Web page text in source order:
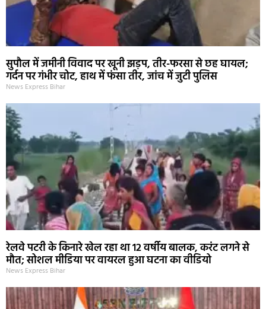
सुपौल में जमीनी विवाद पर खूनी झड़प, तीर-फरसा से छह घायल;
गर्दन पर गंभीर चोट, हाथ में फंसा तीर, जांच में जुटी पुलिस
News Express Bihar
रेलवे पटरी के किनारे खेल रहा था 12 वर्षीय बालक, करंट लगने से
मौत; सोशल मीडिया पर वायरल हुआ घटना का वीडियो
News Express Bihar